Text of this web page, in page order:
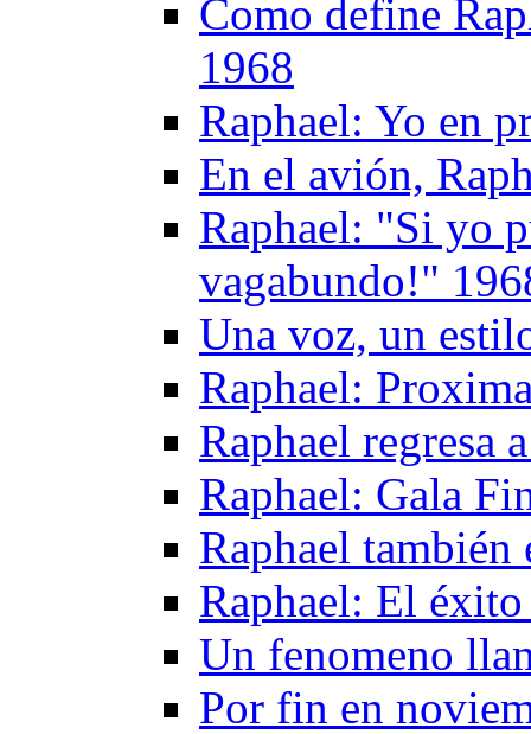
Como define
1968
Raphael: Yo en
En el avión,
Raphael: "Si yo
vagabundo!"
Una voz, un
Raphael:
Raphael regresa
Raphael: Gala
Raphael también
Raphael: El
Un fenomeno
Por fin en